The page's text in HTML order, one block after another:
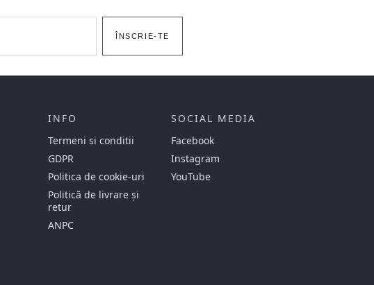
ÎNSCRIE-TE
INFO
Termeni si conditii
GDPR
Politica de cookie-uri
Politică de livrare și
retur
ANPC
SOCIAL MEDIA
Facebook
Instagram
YouTube